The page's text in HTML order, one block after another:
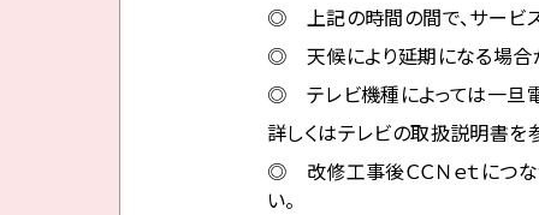
◎ 上記の時間の間で、サービ
◎ 天候により延期になる場合
◎ テレビ機種によっては一旦電
詳しくはテレビの取扱説明書を
◎ 改修工事後ＣＣＮｅｔにつな
い。